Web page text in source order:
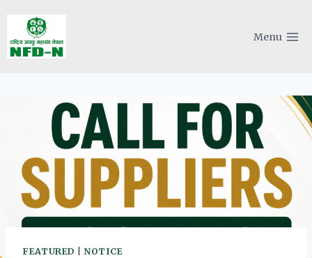
content
Menu
FEATURED NOTICE